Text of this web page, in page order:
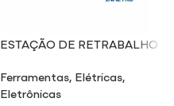
ESTAÇÃO DE RETRABALHO
Ferramentas, Elétricas,
Eletrônicas